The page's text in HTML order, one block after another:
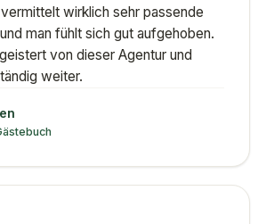
wirklich sehr passende
man fühlt sich gut aufgehoben.
von dieser Agentur und
weiter.